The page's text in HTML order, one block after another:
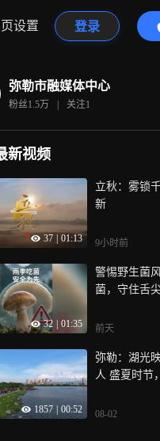
页设置 登录
弥勒市融媒体中心
粉丝1.5万 | 关注1
新视频
37 01:13
立秋：雾锁
新
9小时前
32 01:35
警惕野生菌
菌，守住舌
前天
1857 00:52
弥勒：湖光
人 盛夏时节，云南省弥勒湖
飞，傍晚晚
08-02